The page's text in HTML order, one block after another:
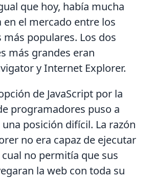
que hoy, había mucha
en el mercado entre los
más populares. Los dos
más grandes eran
y Internet Explorer.
de JavaScript por la
programadores puso a
posición difícil. La razón
no era capaz de ejecutar
cual no permitía que sus
la web con toda su